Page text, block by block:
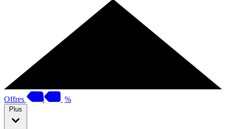
Offres %
Plus